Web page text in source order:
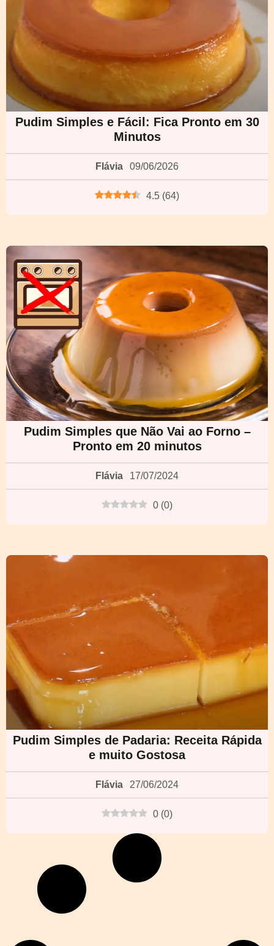
Pudim Simples e Fácil: Fica Pronto em 30
Minutos
Flávia 09/06/2026
4.5 (64)
Pudim Simples que Não Vai ao Forno –
Pronto em 20 minutos
Flávia 17/07/2024
0 (0)
Pudim Simples de Padaria: Receita Rápida
e muito Gostosa
Flávia 27/06/2024
0 (0)